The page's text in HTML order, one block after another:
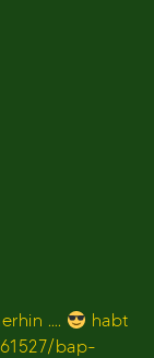
….
habt
bap-